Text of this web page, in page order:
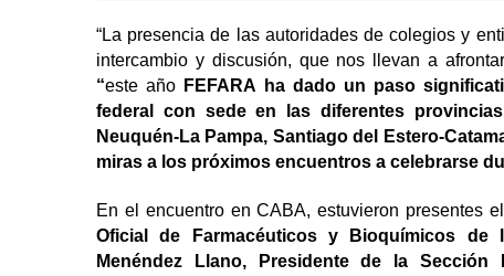
“La presencia de las autoridades de colegios y
intercambio y discusión, que nos llevan a
“este año FEFARA ha dado un paso
federal con sede en las diferentes
Neuquén-La Pampa, Santiago del Estero-
miras a los próximos encuentros a celebrarse
En el encuentro en CABA, estuvieron presentes el
Oficial de Farmacéuticos y Bioquímicos de
Menéndez Llano, Presidente de la